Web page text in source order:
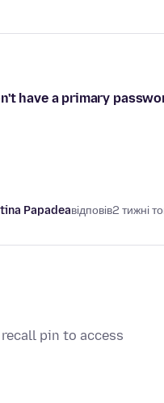
have a primary
Papadeaвідповів2 тижні
pin to access